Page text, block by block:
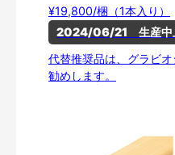
¥19,800/梱（1本入り）
2024/06/21　生産中
代替推奨品は、グラビ
勧めします。